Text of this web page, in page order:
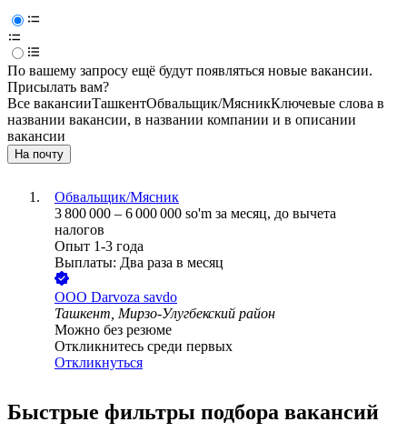
По вашему запросу ещё будут появляться новые вакансии.
Присылать вам?
Все вакансииТашкентОбвальщик/МясникКлючевые слова в
названии вакансии, в названии компании и в описании
вакансии
На почту
Обвальщик/Мясник
3 800 000 – 6 000 000 so'm за месяц, до вычета
налогов
Опыт 1-3 года
Выплаты: Два раза в месяц
ООО Darvoza savdo
Ташкент, Мирзо-Улугбекский район
Можно без резюме
Откликнитесь среди первых
Откликнуться
Быстрые фильтры подбора вакансий